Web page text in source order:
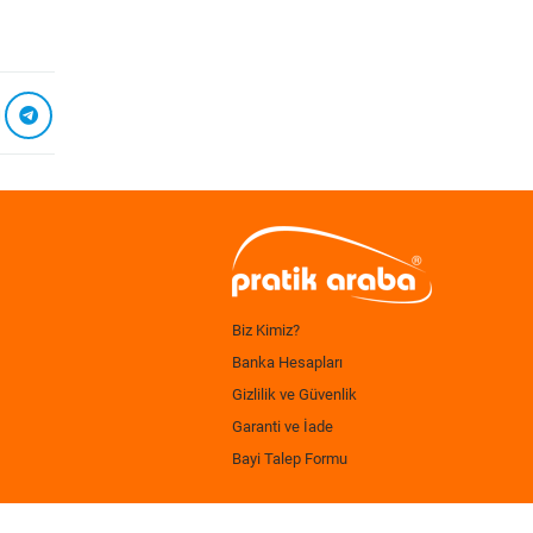
Biz Kimiz?
Banka Hesapları
Gizlilik ve Güvenlik
Garanti ve İade
Bayi Talep Formu